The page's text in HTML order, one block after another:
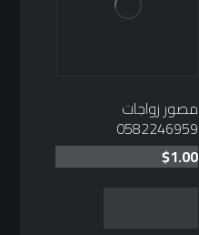
مصور زواجات
0582246959
$1.00